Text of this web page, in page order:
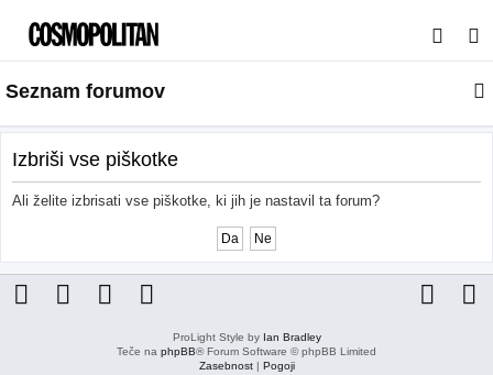
s
a
j
Seznam forumov
Izbriši vse piškotke
Ali želite izbrisati vse piškotke, ki jih je nastavil ta forum?
ProLight Style by Ian Bradley
Teče na phpBB® Forum Software © phpBB Limited
Zasebnost| Pogoji